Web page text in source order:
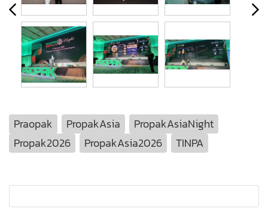
Praopak PropakAsia
PropakAsiaNight
Propak2026
PropakAsia2026 TINPA